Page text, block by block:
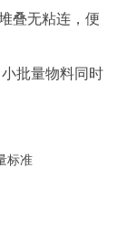
叠无粘连，便
批量物料同时
标准